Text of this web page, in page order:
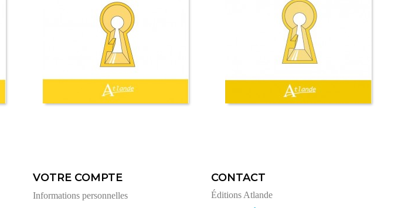
VOTRE COMPTE
Informations personnelles
CONTACT
Éditions Atlande